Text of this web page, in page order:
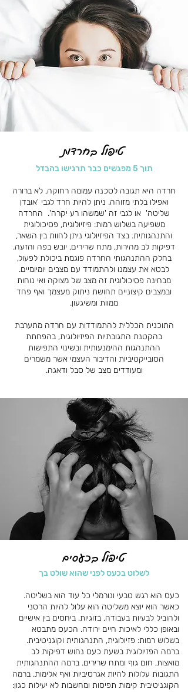
טיפול בחרדות
תוך 5 מפגשים כבר תרגישו בהבדל
חרדה היא תגובה לסכנה עמומה רחוקה, לא ברורה
ואפילו בלתי מזוהה. ניתן להיות חרד לגבי 'אובדן
שליטה' או לגבי זה 'שמשהו רע יקרה'. החרדה
משפיעה בשלוש רמות: פיזיולוגית, פסיכולוגית
והתנהגותית. בצד הפיזיולוגי ניתן לחוות בין השאר,
דפיקות לב מהירות, מתח שרירים, יובש בפה והזעה.
בחלק ההתנהגותי החרדה פוגמת ביכולת לפעול,
לבטא את עצמנו ולהתמודד עם מצבים יומיומיים.
מבחינה פסיכולוגית זה מצב של מצוקה ואי נוחות
ובמצבים קיצוניים תחושת ניתוק מעצמך ואף פחד
ממוות ומשיגעון.
התוכנית הכללית להתמודדות עם חרדה מתערבת
בהקטנת התגובתיות הפיזיולוגית, בהפחתת
ההתנהגות ההימנעותית ובשינוי התפישות
הסובייקטיביות והדיבור העצמי אשר משמרים
ומעודדים מצב של סבל ודאגה.
טיפול בכעסים
לשלוט בכעס לפני שהוא שולט בך
כעס הוא רגש טבעי ונורמלי כל עוד הוא בשליטה.
כאשר הוא יוצא משליטה הוא עלול להיות הרסני
ולהוביל לבעיות בעבודה, בזוגיות, ביחסים בין אישיים
ובאופן כללי לאיכות חיים ירודה. הכעס מתבטא
בשלוש רמות: פזיולוגית, התנהגותית וקוגניטיבית.
ברמה הפזיולוגית בשעת כעס נחוש דפיקות לב
מואצות, חום גוף ומתח שרירים. ברמה ההתנהגותית
התגובות עלולות להיות אגרסיביות ואף אלימות. ברמה
הקוגניטיבית קימות תפיסות ומחשבות לא יעילות כגון: